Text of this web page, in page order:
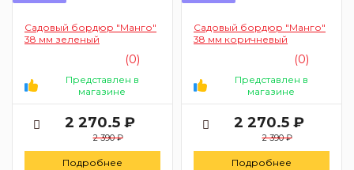
Садовый бордюр "Манго"
38 мм зеленый
(0)
Представлен в
магазине
2 270.5 ₽
2 390 ₽
Подробнее
Садовый бордюр "Манго"
38 мм коричневый
(0)
Представлен в
магазине
2 270.5 ₽
2 390 ₽
Подробнее